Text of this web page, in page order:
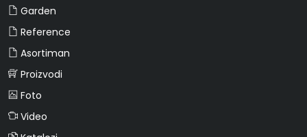
Garden
Reference
Asortiman
Proizvodi
Foto
Video